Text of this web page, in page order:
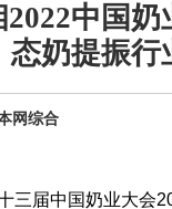
中国
态奶提振行
网综合
届中国奶业大会